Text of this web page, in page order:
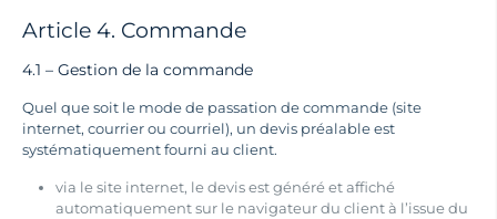
Article 4. Commande
4.1 – Gestion de la commande
Quel que soit le mode de passation de commande (site
internet, courrier ou courriel), un devis préalable est
systématiquement fourni au client.
via le site internet, le devis est généré et affiché
automatiquement sur le navigateurdu client à l’issue du